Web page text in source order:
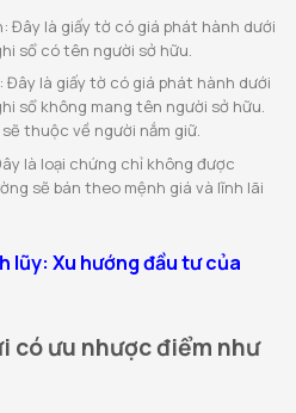
Đây là giấy tờ có giá phát hành dưới
sổ có tên người sở hữu.
là giấy tờ có giá phát hành dưới
sổ không mang tên người sở hữu.
thuộc về người nắm giữ.
là loại chứng chỉ không được
sẽ bán theo mệnh giá và lĩnh lãi
lũy: Xu hướng đầu tư của
có ưu nhược điểm như